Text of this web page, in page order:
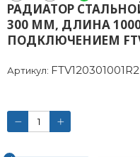
РАДИАТОР
300 ММ, ДЛИНА
ПОДКЛЮЧЕНИЕМ
Артикул: